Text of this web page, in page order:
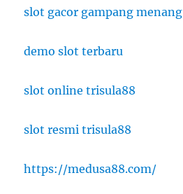
slot gacor gampang menang
demo slot terbaru
slot online trisula88
slot resmi trisula88
https://medusa88.com/